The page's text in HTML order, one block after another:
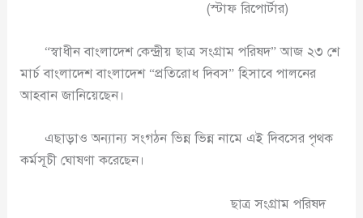
(স্টাফ রিপোর্টার)
“স্বাধীন বাংলাদেশ কেন্দ্রীয় ছাত্র সংগ্রাম পরিষদ” আজ ২৩ শে
মার্চ বাংলাদেশ বাংলাদেশ “প্রতিরোধ দিবস” হিসাবে পালনের
আহবান জানিয়েছেন।
এছাড়াও অন্যান্য সংগঠন ভিন্ন ভিন্ন নামে এই দিবসের পৃথক
কর্মসূচী ঘোষণা করেছেন।
ছাত্র সংগ্রাম পরিষদ